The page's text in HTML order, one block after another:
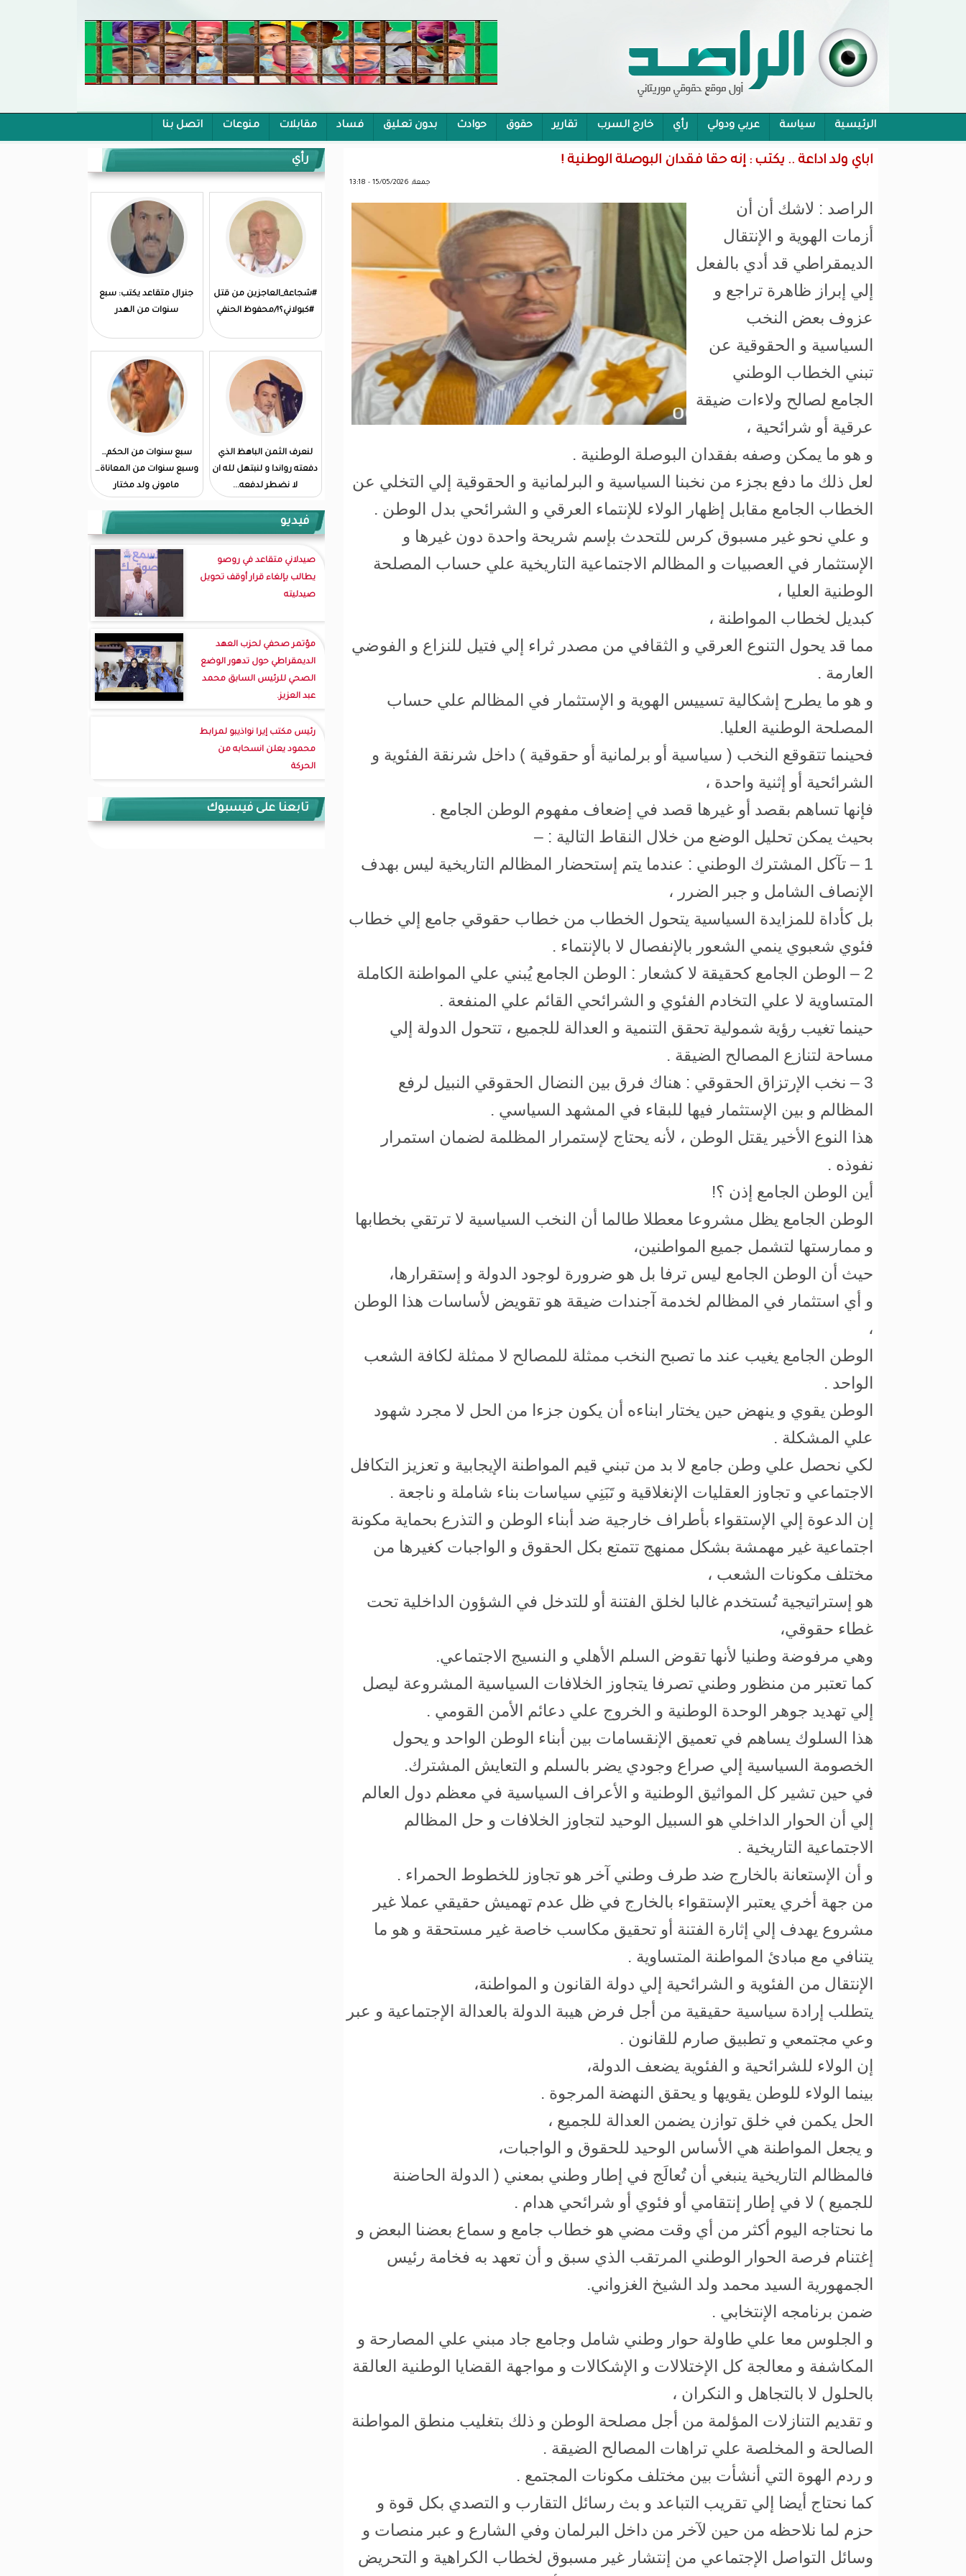
الرئيسية سياسة عربي ودولي رأي خارج السرب تقارير حقوق حوادث بدون تعليق فساد مقابلات منوعات اتصل بنا
محام:قانون حماية الرموز تفوح منه رائحة الاحكام الشمولية
اباي ولد اداعة .. يكتب : إنه حقا فقدان البوصلة الوطنية !
جمعة, 15/05/2026 - 13:18
الراصد : لاشك أن أن
أزمات الهوية و الإنتقال
الديمقراطي قد أدي بالفعل
إلي إبراز ظاهرة تراجع و
عزوف بعض النخب
السياسية و الحقوقية عن
تبني الخطاب الوطني
الجامع لصالح ولاءات ضيقة
عرقية أو شرائحية ،
و هو ما يمكن وصفه بفقدان البوصلة الوطنية .
لعل ذلك ما دفع بجزء من نخبنا السياسية و البرلمانية و الحقوقية إلي التخلي عن
الخطاب الجامع مقابل إظهار الولاء للإنتماء العرقي و الشرائحي بدل الوطن .
و علي نحو غير مسبوق كرس للتحدث بإسم شريحة واحدة دون غيرها و
الإستثمار في العصبيات و المظالم الاجتماعية التاريخية علي حساب المصلحة
الوطنية العليا ،
كبديل لخطاب المواطنة ،
مما قد يحول التنوع العرقي و الثقافي من مصدر ثراء إلي فتيل للنزاع و الفوضي
العارمة .
و هو ما يطرح إشكالية تسييس الهوية و الإستثمار في المظالم علي حساب
المصلحة الوطنية العليا.
فحينما تتقوقع النخب ( سياسية أو برلمانية أو حقوقية ) داخل شرنقة الفئوية و
الشرائحية أو إثنية واحدة ،
فإنها تساهم بقصد أو غيرها قصد في إضعاف مفهوم الوطن الجامع .
بحيث يمكن تحليل الوضع من خلال النقاط التالية : –
1 – تآكل المشترك الوطني : عندما يتم إستحضار المظالم التاريخية ليس بهدف
الإنصاف الشامل و جبر الضرر ،
بل كأداة للمزايدة السياسية يتحول الخطاب من خطاب حقوقي جامع إلي خطاب
فئوي شعبوي ينمي الشعور بالإنفصال لا بالإنتماء .
2 – الوطن الجامع كحقيقة لا كشعار : الوطن الجامع يُبني علي المواطنة الكاملة
المتساوية لا علي التخادم الفئوي و الشرائحي القائم علي المنفعة .
حينما تغيب رؤية شمولية تحقق التنمية و العدالة للجميع ، تتحول الدولة إلي
مساحة لتنازع المصالح الضيقة .
3 – نخب الإرتزاق الحقوقي : هناك فرق بين النضال الحقوقي النبيل لرفع
المظالم و بين الإستثمار فيها للبقاء في المشهد السياسي .
هذا النوع الأخير يقتل الوطن ، لأنه يحتاج لإستمرار المظلمة لضمان استمرار
نفوذه .
أين الوطن الجامع إذن ؟!
الوطن الجامع يظل مشروعا معطلا طالما أن النخب السياسية لا ترتقي بخطابها
و ممارستها لتشمل جميع المواطنين،
حيث أن الوطن الجامع ليس ترفا بل هو ضرورة لوجود الدولة و إستقرارها،
و أي استثمار في المظالم لخدمة آجندات ضيقة هو تقويض لأساسات هذا الوطن
،
الوطن الجامع يغيب عند ما تصبح النخب ممثلة للمصالح لا ممثلة لكافة الشعب
الواحد .
الوطن يقوي و ينهض حين يختار ابناءه أن يكون جزءا من الحل لا مجرد شهود
علي المشكلة .
لكي نحصل علي وطن جامع لا بد من تبني قيم المواطنة الإيجابية و تعزيز التكافل
الاجتماعي و تجاوز العقليات الإنغلاقية و تَبَنِي سياسات بناء شاملة و ناجعة .
إن الدعوة إلي الإستقواء بأطراف خارجية ضد أبناء الوطن و التذرع بحماية مكونة
اجتماعية غير مهمشة بشكل ممنهج تتمتع بكل الحقوق و الواجبات كغيرها من
مختلف مكونات الشعب ،
هو إستراتيجية تُستخدم غالبا لخلق الفتنة أو للتدخل في الشؤون الداخلية تحت
غطاء حقوقي،
وهي مرفوضة وطنيا لأنها تقوض السلم الأهلي و النسيج الاجتماعي.
كما تعتبر من منظور وطني تصرفا يتجاوز الخلافات السياسية المشروعة ليصل
إلي تهديد جوهر الوحدة الوطنية و الخروج علي دعائم الأمن القومي .
هذا السلوك يساهم في تعميق الإنقسامات بين أبناء الوطن الواحد و يحول
الخصومة السياسية إلي صراع وجودي يضر بالسلم و التعايش المشترك.
في حين تشير كل المواثيق الوطنية و الأعراف السياسية في معظم دول العالم
إلي أن الحوار الداخلي هو السبيل الوحيد لتجاوز الخلافات و حل المظالم
الاجتماعية التاريخية .
و أن الإستعانة بالخارج ضد طرف وطني آخر هو تجاوز للخطوط الحمراء .
من جهة أخري يعتبر الإستقواء بالخارج في ظل عدم تهميش حقيقي عملا غير
مشروع يهدف إلي إثارة الفتنة أو تحقيق مكاسب خاصة غير مستحقة و هو ما
يتنافي مع مبادئ المواطنة المتساوية .
الإنتقال من الفئوية و الشرائحية إلي دولة القانون و المواطنة،
يتطلب إرادة سياسية حقيقية من أجل فرض هيبة الدولة بالعدالة الإجتماعية و عبر
وعي مجتمعي و تطبيق صارم للقانون .
إن الولاء للشرائحية و الفئوية يضعف الدولة،
بينما الولاء للوطن يقويها و يحقق النهضة المرجوة .
الحل يكمن في خلق توازن يضمن العدالة للجميع ،
و يجعل المواطنة هي الأساس الوحيد للحقوق و الواجبات،
فالمظالم التاريخية ينبغي أن تُعالَج في إطار وطني بمعني ( الدولة الحاضنة
للجميع ) لا في إطار إنتقامي أو فئوي أو شرائحي هدام .
ما نحتاجه اليوم أكثر من أي وقت مضي هو خطاب جامع و سماع بعضنا البعض و
إغتنام فرصة الحوار الوطني المرتقب الذي سبق و أن تعهد به فخامة رئيس
الجمهورية السيد محمد ولد الشيخ الغزواني.
ضمن برنامجه الإنتخابي .
و الجلوس معا علي طاولة حوار وطني شامل وجامع جاد مبني علي المصارحة و
المكاشفة و معالجة كل الإختلالات و الإشكالات و مواجهة القضايا الوطنية العالقة
بالحلول لا بالتجاهل و النكران ،
و تقديم التنازلات المؤلمة من أجل مصلحة الوطن و ذلك بتغليب منطق المواطنة
الصالحة و المخلصة علي تراهات المصالح الضيقة .
و ردم الهوة التي أنشأت بين مختلف مكونات المجتمع .
كما نحتاج أيضا إلي تقريب التباعد و بث رسائل التقارب و التصدي بكل قوة و
حزم لما نلاحظه من حين لآخر من داخل البرلمان وفي الشارع و عبر منصات و
وسائل التواصل الإجتماعي من إنتشار غير مسبوق لخطاب الكراهية و التحريض
رأي
#شجاعة_العاجزين من قتل
#كبولاني؟!/محفوظ الحنفي
جنرال متقاعد يكتب: سبع
سنوات من الهدر
لنعرف الثمن الباهظ الذي
دفعته رواندا و لنبتهل لله ان
لا نضطر لدفعه...
سبع سنوات من الحكم…
وسبع سنوات من المعاناة…
مامونى ولد مختار
فيديو
صيدلاني متقاعد في روصو
يطالب بإلغاء قرار أوقف تحويل
صيدليته
مؤتمر صحفي لحزب العهد
الديمقراطي حول تدهور الوضع
الصحي للرئيس السابق محمد
عبد العزيز.
رئيس مكتب إيرا نواذيبو لمرابط
محمود يعلن انسحابه من
الحركة
تابعنا على فيسبوك